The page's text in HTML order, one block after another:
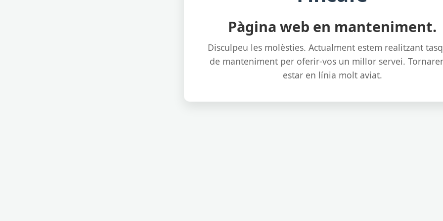
Pàgina web en manteniment.
Disculpeu les molèsties. Actualment estem realitzant
de manteniment per oferir-vos un millor servei.
estar en línia molt aviat.